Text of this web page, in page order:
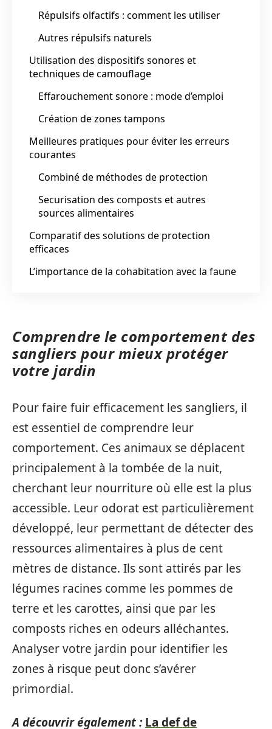
Répulsifs olfactifs : comment les utiliser
Autres répulsifs naturels
Utilisation des dispositifs sonores et
techniques de camouflage
Effarouchement sonore : mode d’emploi
Création de zones tampons
Meilleures pratiques pour éviter les erreurs
courantes
Combiné de méthodes de protection
Securisation des composts et autres
sources alimentaires
Comparatif des solutions de protection
efficaces
L’importance de la cohabitation avec la faune
Comprendre le comportement des
sangliers pour mieux protéger
votre jardin
Pour faire fuir efficacement les sangliers, il
est essentiel de comprendre leur
comportement. Ces animaux se déplacent
principalement à la tombée de la nuit,
cherchant leur nourriture où elle est la plus
accessible. Leur odorat est particulièrement
développé, leur permettant de détecter des
ressources alimentaires à plus de cent
mètres de distance. Ils sont attirés par les
légumes racines comme les pommes de
terre et les carottes, ainsi que par les
composts riches en odeurs alléchantes.
Analyser votre jardin pour identifier les
zones à risque peut donc s’avérer
primordial.
A découvrir également : La def de